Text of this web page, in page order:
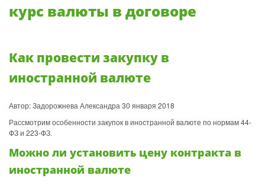
курс валюты в договоре
Как провести закупку в
иностранной валюте
Автор: Задорожнева Александра 30 января 2018
Рассмотрим особенности закупок в иностранной валюте по нормам 44-
ФЗ и 223-ФЗ.
Можно ли установить цену контракта в
иностранной валюте